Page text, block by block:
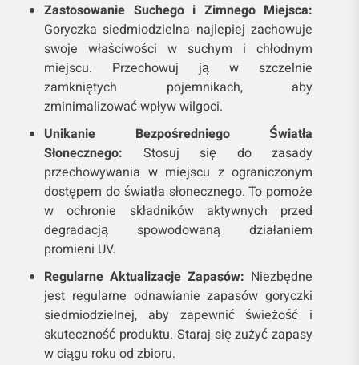
Zastosowanie Suchego i Zimnego Miejsca:
Goryczka siedmiodzielna najlepiej zachowuje
swoje właściwości w suchym i chłodnym
miejscu. Przechowuj ją w szczelnie
zamkniętych pojemnikach, aby
zminimalizować wpływ wilgoci.
Unikanie Bezpośredniego Światła
Słonecznego: Stosuj się do zasady
przechowywania w miejscu z ograniczonym
dostępem do światła słonecznego. To pomoże
w ochronie składników aktywnych przed
degradacją spowodowaną działaniem
promieni UV.
Regularne Aktualizacje Zapasów: Niezbędne
jest regularne odnawianie zapasów goryczki
siedmiodzielnej, aby zapewnić świeżość i
skuteczność produktu. Staraj się zużyć zapasy
w ciągu roku od zbioru.